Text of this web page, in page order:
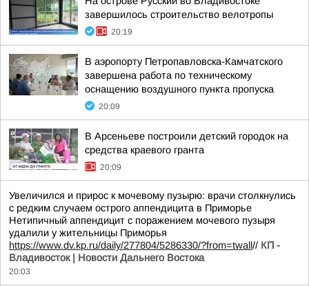
завершилось строительство велотропы
20:19
В аэропорту Петропавловска-Камчатского
завершена работа по техническому
оснащению воздушного пункта пропуска
20:09
В Арсеньеве построили детский городок на
средства краевого гранта
20:09
Увеличился и прирос к мочевому пузырю: врачи столкнулись
с редким случаем острого аппендицита в Приморье
Нетипичный аппендицит с поражением мочевого пузыря
удалили у жительницы Приморья
https://www.dv.kp.ru/daily/277804/5286330/?from=twall// КП -
Владивосток | Новости Дальнего Востока
20:03